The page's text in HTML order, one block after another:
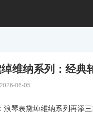
维纳系列：经典
06-05
浪琴表黛绰维纳系列再添